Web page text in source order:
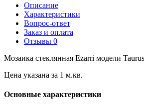
Описание
Характеристики
Вопрос-ответ
Заказ и оплата
Отзывы 0
Мозаика стеклянная Ezarri модели Taurus
Цена указана за 1 м.кв.
Основные характеристики